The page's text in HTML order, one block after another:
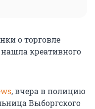
о торговле
креативного
, вчера в полицию
Выборгского